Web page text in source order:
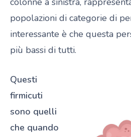
popolazioni di categorie di
interessante è che questa
più bassi di tutti.
Questi
firmicuti
sono quelli
che quando